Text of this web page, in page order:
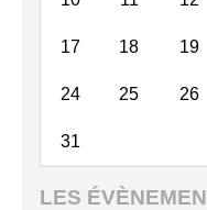
17 18 19
24 25 26
31
LES